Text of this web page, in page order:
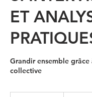
ET
Grandir ensemble grâce